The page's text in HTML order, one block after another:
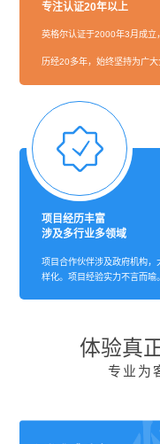
专注认证20年以上
英格尔认证于2000年3月成立
历经20多年，始终坚持为广大
项目经历丰富
涉及多行业多领域
项目合作伙伴涉及政府机构
样化。项目经验实力不言而喻。
体验真
专业为